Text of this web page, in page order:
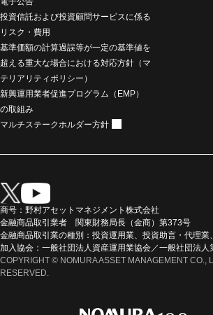
投資信託および投資顧問サービスに係る
リスク・費用
基準価額の計算過誤等が一定の基準値を
超える重大な場合における対応方針（マ
テリアリティポリシー）
新興運用業者促進プログラム（EMP）
の取組み
マルチステークホルダー方針
商号：野村アセットマネジメント株式会社
金融商品取引業者 関東財務局長（金商）第373号
金融商品取引業の種別：投資運用業、投資助言・代理
加入協会：一般社団法人資産運用業協会／一般社団法
COPYRIGHT © NOMURA ASSET MANAGEMENT CO.,
RESERVED.